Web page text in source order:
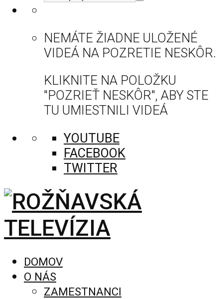
NEMÁTE ŽIADNE ULOŽENÉ
VIDEÁ NA POZRETIE NESKÔR.
KLIKNITE NA POLOŽKU
"POZRIEŤ NESKÔR", ABY STE
TU UMIESTNILI VIDEÁ
YOUTUBE
FACEBOOK
TWITTER
DOMOV
O NÁS
ZAMESTNANCI